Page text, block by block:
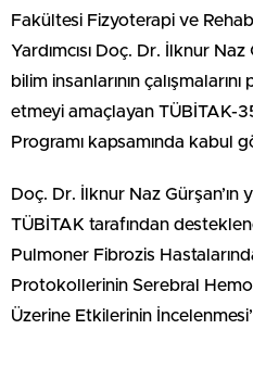
Fakültesi Fizyoterapi ve
Yardımcısı Doç. Dr. İlknur Naz
bilim insanlarının
etmeyi amaçlayan TÜBİTAK-
Programı kapsamında kabul
Doç. Dr. İlknur Naz
TÜBİTAK tarafından
Pulmoner Fibrozis
Protokollerinin Serebral
Üzerine Etkilerinin İncelenmesi”